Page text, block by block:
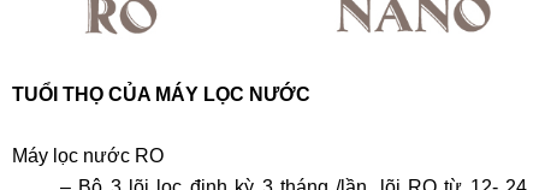
TUỔI THỌ CỦA MÁY LỌC NƯỚC
Máy lọc nước RO